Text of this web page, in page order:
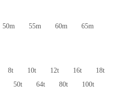
50m 55m 60m
65m
8t 10t 12t 16t
18t
50t 64t 80t 100t